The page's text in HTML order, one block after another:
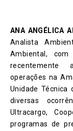
ANA ANGÉLICA
Analista
Ambiental,
recentemente
operações na
Unidade Técnica
diversas
Ultracargo,
programas de